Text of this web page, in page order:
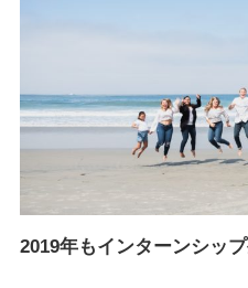
2019年もインターンシッ